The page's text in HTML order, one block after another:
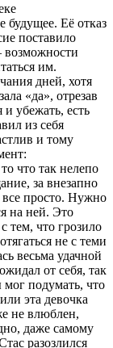
будущее. Её отказ
поставило
возможности
им.
дней, хотя
«да», отрезав
убежать, есть
из себя
и тому
что так нелепо
за внезапно
все просто. Нужно
на ней. Это
тем, что грозило
не с теми
весьма удачной
от себя, так
мог подумать, что
эта девочка
не влюблен,
даже самому
разозлился